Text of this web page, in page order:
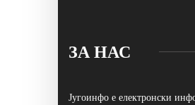
ЗА НАС
Југоинфо е електронски